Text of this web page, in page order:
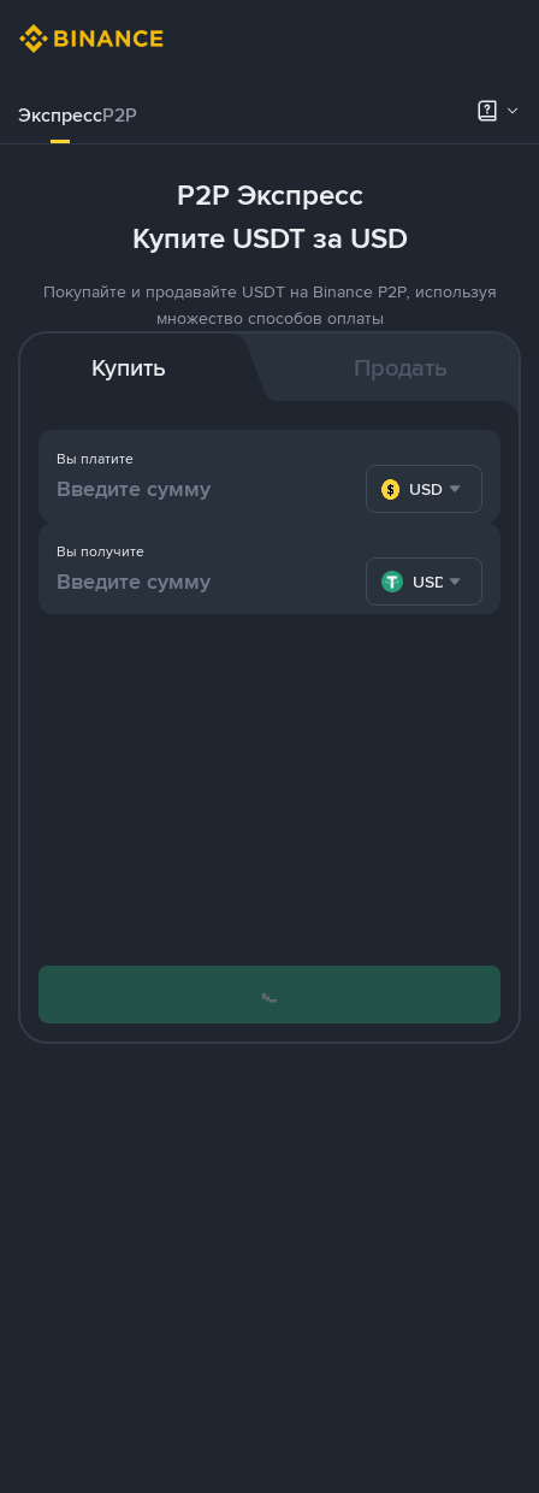
ЭкспрессP2P
P2P Экспресс
Купите USDT за USD
Покупайте и продавайте USDT на Binance P2P, используя
множество способов оплаты
Купить Продать
Вы платите
USD
Вы получите
USDT